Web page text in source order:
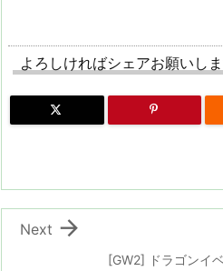
よろしければシェアお願いし
[GW2] ドラゴンイ

Next